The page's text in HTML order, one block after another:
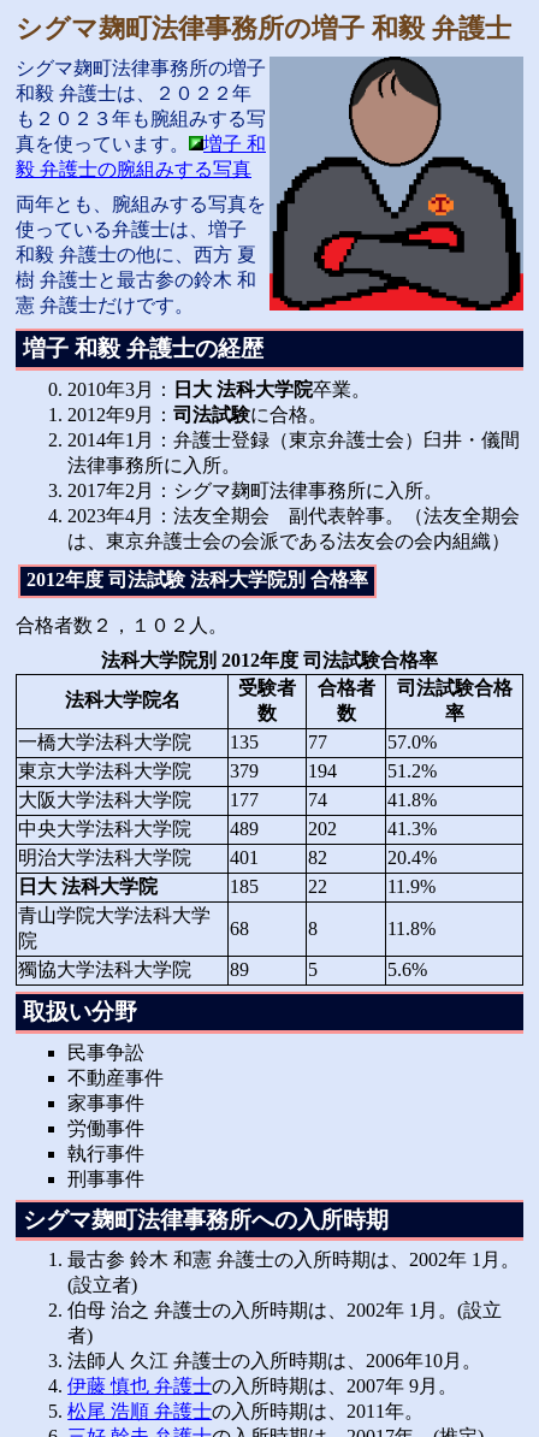
シグマ麹町法律事務所の増子 和毅 弁護士
シグマ麹町法律事務所の増子
和毅 弁護士は、２０２２年
も２０２３年も腕組みする写
真を使っています。
増子 和
毅 弁護士の腕組みする写真
両年とも、腕組みする写真を
使っている弁護士は、増子
和毅 弁護士の他に、西方 夏
樹 弁護士と最古参の鈴木 和
憲 弁護士だけです。
増子 和毅 弁護士の経歴
2010年3月： 日大 法科大学院卒業。
2012年9月：司法試験に合格。
2014年1月：弁護士登録（東京弁護士会）臼井・儀間
法律事務所に入所。
2017年2月：シグマ麹町法律事務所に入所。
2023年4月：法友全期会 副代表幹事。（法友全期会
は、東京弁護士会の会派である法友会の会内組織）
2012年度 司法試験 法科大学院別 合格率
合格者数２，１０２人。
法科大学院別 2012年度 司法試験合格率
法科大学院名
受験者
数
合格者
数
司法試験合格
率
一橋大学法科大学院
135 77
57.0%
東京大学法科大学院
379 194
51.2%
大阪大学法科大学院
177 74
41.8%
中央大学法科大学院
489 202
41.3%
明治大学法科大学院
401 82
20.4%
日大 法科大学院
185 22
11.9%
青山学院大学法科大学
院
68 8
11.8%
獨協大学法科大学院
89 5 5.6%
取扱い分野
民事争訟
不動産事件
家事事件
労働事件
執行事件
刑事事件
シグマ麹町法律事務所への入所時期
最古参 鈴木 和憲 弁護士の入所時期は、2002年 1月。
(設立者)
伯母 治之 弁護士の入所時期は、2002年 1月。(設立
者)
法師人 久江 弁護士の入所時期は、2006年10月。
伊藤 慎也 弁護士の入所時期は、2007年 9月。
松尾 浩順 弁護士の入所時期は、2011年。